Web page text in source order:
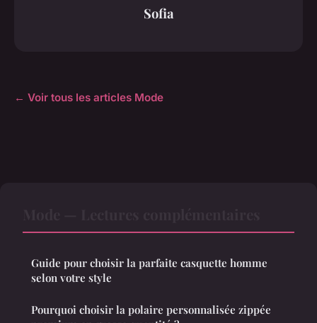
Sofia
← Voir tous les articles Mode
Guide pour choisir la parfaite casquette homme
selon votre style
Pourquoi choisir la polaire personnalisée zippée